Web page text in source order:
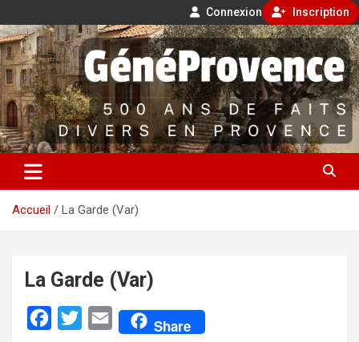
Connexion Inscription
Aller
au
contenu
GénéProvence
500 ans de faits divers en Provence
Accueil La Garde (Var)
La Garde (Var)
E
Share